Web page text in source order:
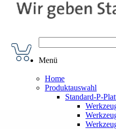
Menü
Home
Produktauswahl
Standard-P-